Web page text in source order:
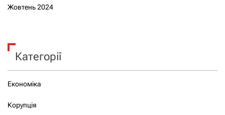
Жовтень 2024
Категорії
Економіка
Корупція